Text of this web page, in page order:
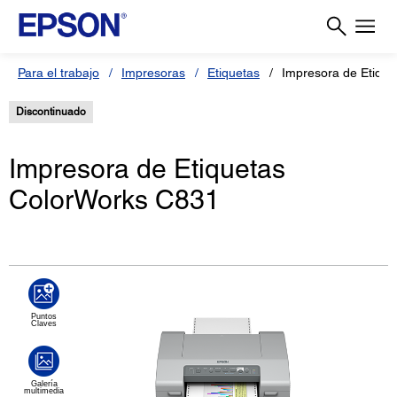
Para el trabajo Impresoras Etiquetas Impresora de
Discontinuado
Impresora de Etiquetas
ColorWorks C831